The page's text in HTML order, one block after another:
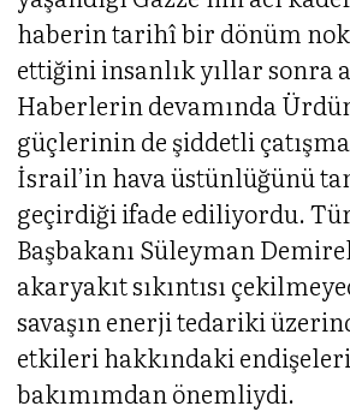
haberin tarihî bir dönüm
ettiğini insanlık yıllar sonra
Haberlerin devamında
güçlerinin de şiddetli
İsrail’in hava üstünlüğünü
geçirdiği ifade ediliyordu.
Başbakanı Süleyman
akaryakıt sıkıntısı
savaşın enerji tedariki
etkileri hakkındaki endişeleri
bakımımdan önemliydi.